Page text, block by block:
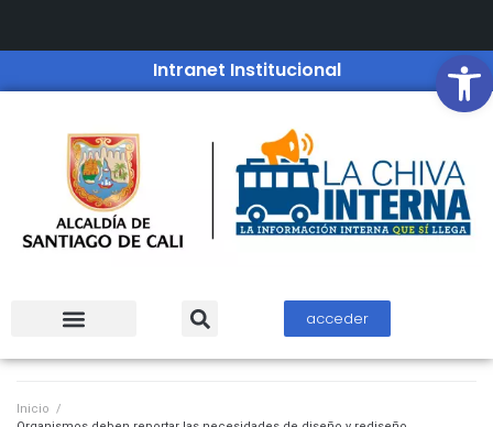
Intranet Institucional
acceder
Inicio /